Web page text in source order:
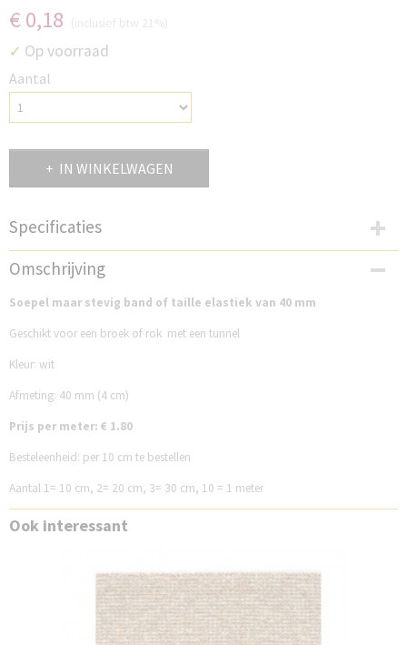
€ 0,18
✓ Op voorraad
Aantal
IN WINKELWAGEN
Specificaties
Productcode
FGE40W
Omschrijving
Soepel maar stevig band of taille elastiek van 40 mm
Geschikt voor een broek of rok met een tunnel
Kleur: wit
Afmeting: 40 mm (4 cm)
Prijs per meter: € 1.80
Besteleenheid: per 10 cm te bestellen
Aantal 1= 10 cm, 2= 20 cm, 3= 30 cm, 10 = 1 meter
Ook interessant